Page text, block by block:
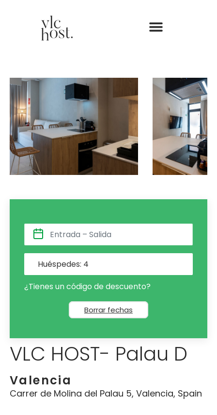
VLC HOST- Palau D
Valencia
Carrer de Molina del Palau 5, Valencia, Spain
Huéspedes: 4
¿Tienes un código de descuento?
Borrar fechas